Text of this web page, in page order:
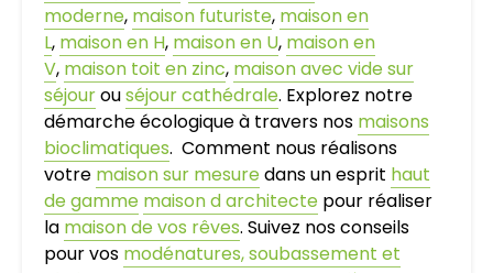
moderne, maison futuriste, maison en
L, maison en H, maison en U, maison en
V, maison toit en zinc, maison avec vide sur
séjourouséjour cathédrale. Explorez notre
démarche écologique à travers nos maisons
bioclimatiques. Comment nous réalisons
votre maison sur mesuredans un esprit haut
de gamme maison d architecte pour réaliser
la maison de vos rêves. Suivez nos conseils
pour vos modénatures, soubassement et